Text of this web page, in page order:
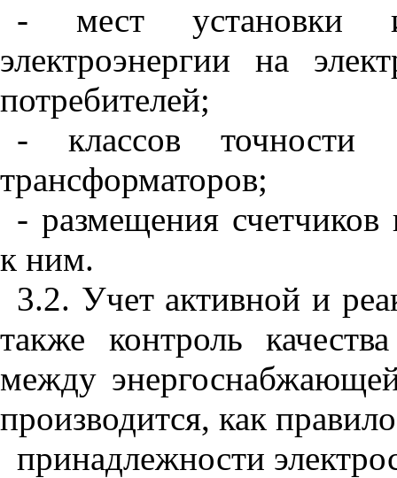
- мест установки
электроэнергии на
потребителей;
- классов точности
трансформаторов;
- размещения
к ним.
3.2. Учет активной и
также контроль
между
производится, как
принадлежности